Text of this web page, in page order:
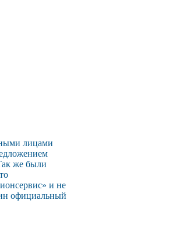
лицами
же были
и не
официальный